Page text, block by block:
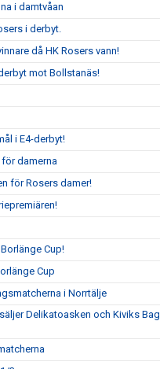
i damtvåan
i derbyt.
då HK Rosers vann!
mot Bollstanäs!
i E4-derbyt!
damerna
för Rosers damer!
Cup!
Cup
i Norrtälje
Delikatoasken och Kiviks Bag